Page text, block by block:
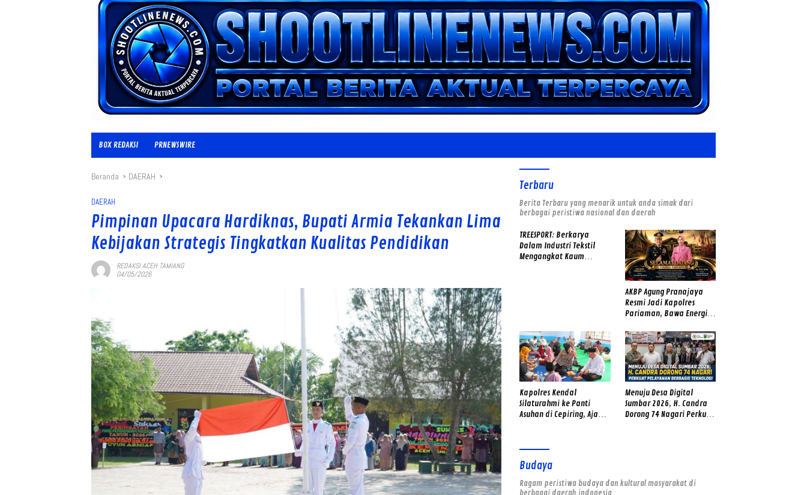
BOX REDAKSI PRNEWSWIRE
Beranda DAERAH
DAERAH
Pimpinan Upacara Hardiknas, Bupati Armia Tekankan Lima
Kebijakan Strategis Tingkatkan Kualitas Pendidikan
REDAKSI ACEH TAMIANG
04/05/2026
Terbaru
Berita Terbaru yang menarik untuk anda simak dari
berbagai peristiwa nasional dan daerah
TREESPORT: Berkarya
Dalam Industri Tekstil
Mengangkat Kaum
AKBP Agung Pranajaya
Resmi Jadi Kapolres
Pariaman, Bawa Energi
Pelayanan kepada
Masyarakat
Kapolres Kendal
Silaturahmi ke Panti
Asuhan di Cepiring, Ajak
Menuju Desa Digital
Sumbar 2026, H. Candra
Dorong 74 Nagari Perkuat
Budaya
Ragam peristiwa budaya dan kultural masyarakat di